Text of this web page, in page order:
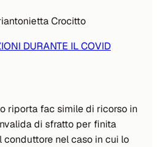
Crocitto
DURANTE IL COVID
riporta fac simile di ricorso in
di sfratto per finita
nel caso in cui lo